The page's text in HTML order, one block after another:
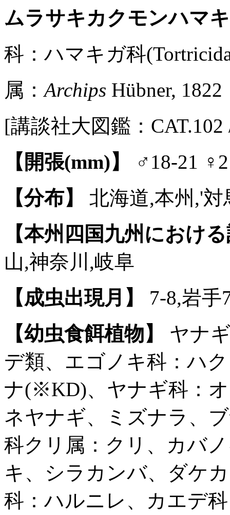
ムラサキカクモンハマ
科：ハマキガ科
属：Archips Hübner, 1822
[講談社大図鑑：
【開張(mm)】
♂18-21
【分布】
北海道,本州,'
【本州四国九州におけ
山,神奈川,岐阜
【成虫出現月】
7-8,岩手
【幼虫食餌植物】
ヤナ
デ類、エゴノキ科：ハ
ナ(※KD)、ヤナギ科：
ネヤナギ、ミズナラ、
科クリ属：クリ、カバ
キ、シラカンバ、ダケ
科：ハルニレ、カエデ